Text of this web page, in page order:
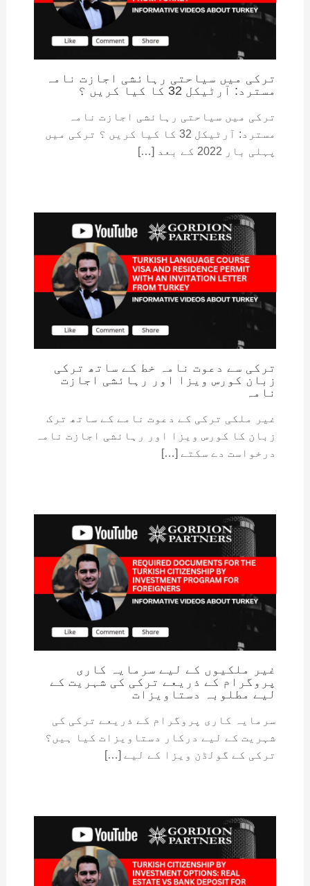
ترکی میں سیاحتی رہائشی اجازت نامہ
مسترد: آرٹیکل 32 کا کیا کریں ؟
ترکی میں سیاحتی رہائشی اجازت نامہ
مسترد: آرٹیکل 32 کا کیا کریں ؟ ترکی میں
پہلی بار 2022 کے بعد […]
ترکی سے دعوت نامہ خط کے ساتھ ترکی
زبان کورس ویزا اور رہائشی اجازت
نامہ
غیر ملکی ترکی کے دعوت نامے کے ساتھ ترک
زبان کا کورس ویزا اور رہائشی اجازت نامہ
درخواست دے سکتے […]
غیر ملکیوں کے لیے سرمایہ کاری
پروگرام کے ذریعے ترکی کی شہریت کے
لیے مطلوبہ دستاویزات
سرمایہ کاری پروگرام کے ذریعے ترکی کی
شہریت کے لیے درکار دستاویزات کیا ہیں؟
ترکی کے گولڈن ویزا کے لیے […]